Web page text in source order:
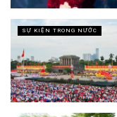
SỰ KIỆN TRONG NƯỚC